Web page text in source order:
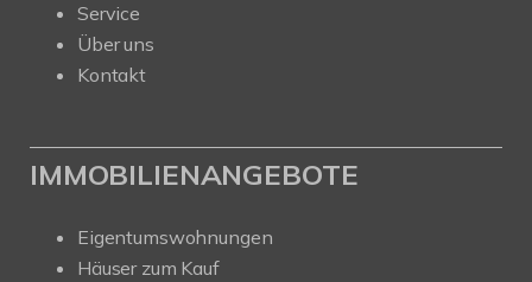
Service
Über uns
Kontakt
IMMOBILIENANGEBOTE
Eigentumswohnungen
Häuser zum Kauf